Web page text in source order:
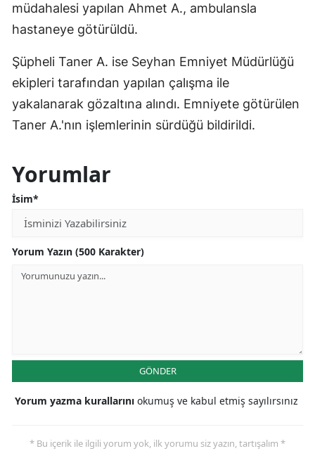
müdahalesi yapılan Ahmet A., ambulansla
hastaneye götürüldü.
Şüpheli Taner A. ise Seyhan Emniyet Müdürlüğü
ekipleri tarafından yapılan çalışma ile
yakalanarak gözaltına alındı. Emniyete götürülen
Taner A.'nın işlemlerinin sürdüğü bildirildi.
Yorumlar
İsim*
Yorum Yazın (500 Karakter)
GÖNDER
Yorum yazma kurallarını okumuş ve kabul etmiş sayılırsınız
* Bu içerik ile ilgili yorum yok, ilk yorumu siz yazın, tartışalım *